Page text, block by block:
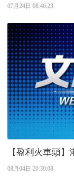
07月24日 08:46:23
08月04日 20:30:08